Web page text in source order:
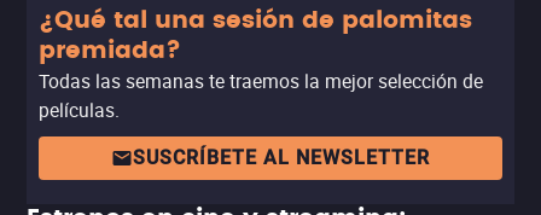
¿Qué tal una sesión de palomitas
premiada?
Todas las semanas te traemos la mejor selección de
películas.
SUSCRÍBETE AL NEWSLETTER